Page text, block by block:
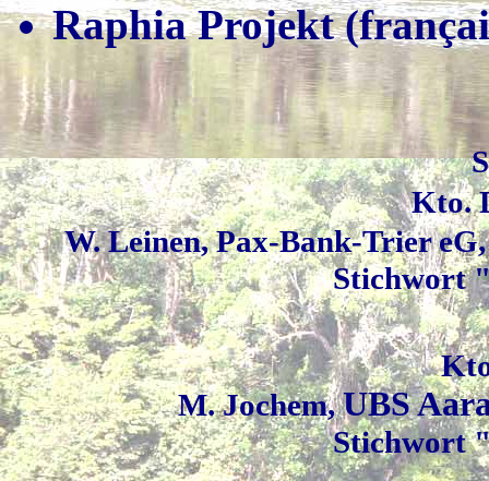
Raphia Projekt
Kto.
W. Leinen, Pax-Bank-Trier
Stichwort
M. Jochem,UBS
Stichwort